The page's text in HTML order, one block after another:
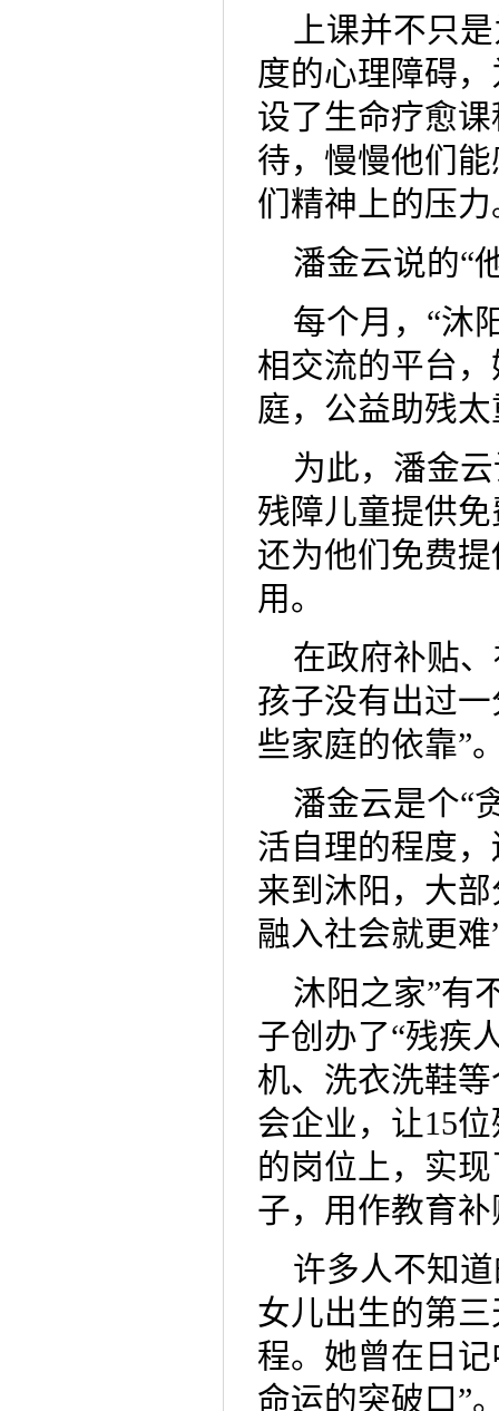
上课并不只
度的心理障碍
设了生命疗愈
待，慢慢他们
们精神上的压力
潘金云说的“
每个月，“沐
相交流的平台
庭，公益助残
为此，潘金
残障儿童提供
还为他们免费
用。
在政府补贴
孩子没有出过
些家庭的依靠”
潘金云是个“
活自理的程度
来到沐阳，大
融入社会就更难
沐阳之家”有
子创办了“残疾
机、洗衣洗鞋
会企业，让15
的岗位上，实
子，用作教育
许多人不知
女儿出生的第
程。她曾在日
命运的突破口”